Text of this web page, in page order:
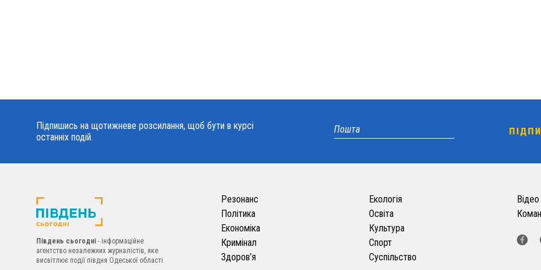
Підпишись на щотижневе розсилання, щоб бути в курсі
останніх подій.
Південь сьогодні - інформаційне
агентство незалежних журналістів, яке
висвітлює події півдня Одеської області.
Резонанс
Політика
Економіка
Кримінал
Здоров’я
Екологія
Освіта
Культура
Спорт
Суспільство
Відео